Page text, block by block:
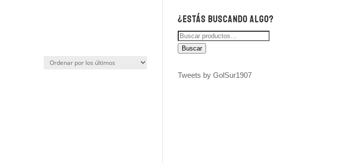
¿Estás buscando algo?
Buscar
por:
Buscar
Tweets by GolSur1907